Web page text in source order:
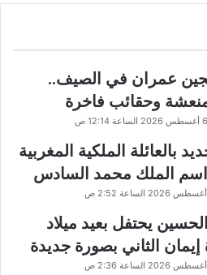
عمران في الصيف..
وحقائب فاخرة
بالعائلة الملكية المغربية
الملك محمد السادس
الحسين يحتفل بعيد ميلاد
إيمان الثاني بصورة جديدة